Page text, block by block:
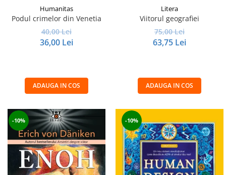
Humanitas
Podul crimelor din Venetia
40,00 Lei
36,00 Lei
ADAUGA IN COS
Litera
Viitorul geografiei
75,00 Lei
63,75 Lei
ADAUGA IN COS
-10% -10%